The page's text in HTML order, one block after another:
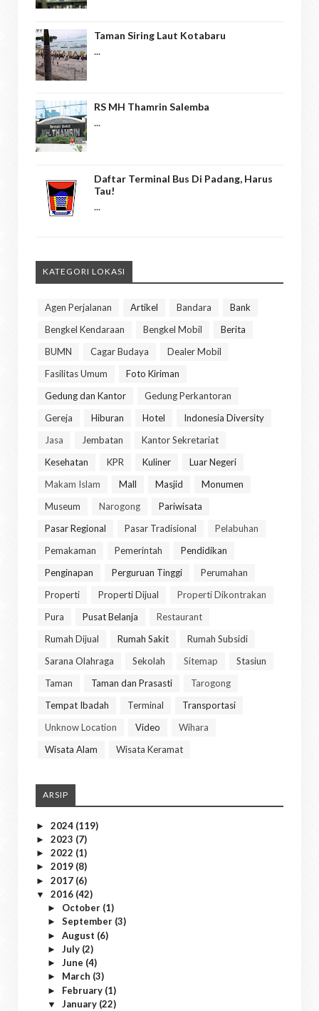
Taman Siring Laut Kotabaru
...
RS MH Thamrin Salemba
...
Daftar Terminal Bus Di Padang, Harus
Tau!
...
KATEGORI LOKASI
Agen Perjalanan Artikel Bandara
Bank
Bengkel Kendaraan
Bengkel Mobil
Berita
BUMN
Cagar Budaya
Dealer Mobil
Fasilitas Umum
Foto Kiriman
Gedung dan Kantor
Gedung Perkantoran
Gereja
Hiburan Hotel
Indonesia Diversity
Jasa
Jembatan
Kantor Sekretariat
Kesehatan
KPR Kuliner
Luar Negeri
Makam Islam
Mall Masjid
Monumen
Museum
Narogong
Pariwisata
Pasar Regional
Pasar Tradisional
Pelabuhan
Pemakaman
Pemerintah
Pendidikan
Penginapan
Perguruan Tinggi
Perumahan
Properti
Properti Dijual
Properti Dikontrakan
Pura
Pusat Belanja
Restaurant
Rumah Dijual
Rumah Sakit
Rumah Subsidi
Sarana Olahraga
Sekolah Sitemap
Stasiun
Taman
Taman dan Prasasti
Tarogong
Tempat Ibadah
Terminal
Transportasi
Unknow Location
Video
Wihara
Wisata Alam
Wisata Keramat
ARSIP
► 2024 (119)
► 2023 (7)
► 2022 (1)
► 2019 (8)
► 2017 (6)
▼ 2016 (42)
► October (1)
► September (3)
► August (6)
► July (2)
► June (4)
► March (3)
► February (1)
▼ January (22)